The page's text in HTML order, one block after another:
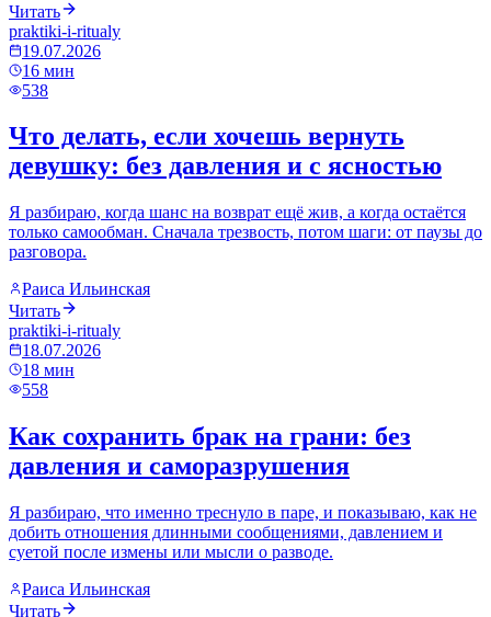
Читать
praktiki-i-ritualy
19.07.2026
16 мин
538
Что делать, если хочешь вернуть
девушку: без давления и с ясностью
Я разбираю, когда шанс на возврат ещё жив, а когда остаётся
только самообман. Сначала трезвость, потом шаги: от паузы до
разговора.
Раиса Ильинская
Читать
praktiki-i-ritualy
18.07.2026
18 мин
558
Как сохранить брак на грани: без
давления и саморазрушения
Я разбираю, что именно треснуло в паре, и показываю, как не
добить отношения длинными сообщениями, давлением и
суетой после измены или мысли о разводе.
Раиса Ильинская
Читать